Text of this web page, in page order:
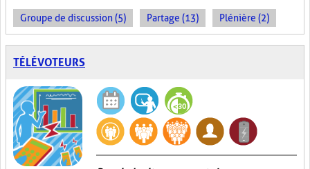
Groupe de discussion (5) Partage (13) Plénière (2)
TÉLÉVOTEURS